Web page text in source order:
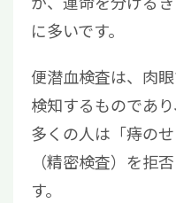
に多いです。
便潜血検査は、肉
検知するものであ
多くの人は「痔の
（精密検査）を拒
す。